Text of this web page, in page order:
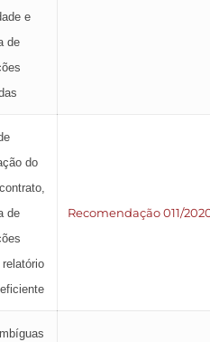
e
de
do
de
Recomendação 011/